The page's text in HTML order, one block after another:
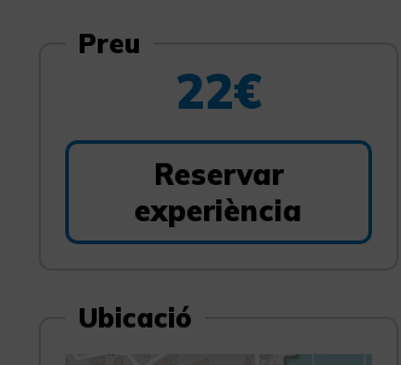
Preu
22€
Reservar
experiència
Ubicació